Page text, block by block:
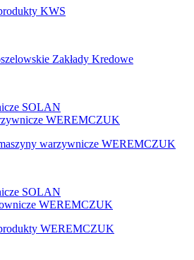
KWS
Zakłady Kredowe
SOLAN
WEREMCZUK
warzywnicze WEREMCZUK
SOLAN
WEREMCZUK
WEREMCZUK